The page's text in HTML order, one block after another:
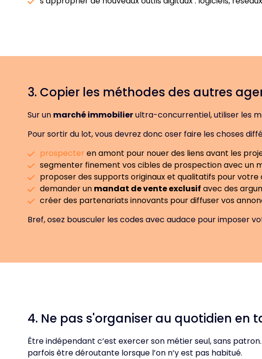
3. Copier les méthodes des autres
Sur un marché immobilierultra-concurrentiel, utiliser les
Pour sortir du lot, vous devrez donc oser faire les choses
prospecter en amont pour nouer des liens avant les
segmenter finement vos cibles de prospection avec un
proposer des supports originaux et qualitatifs pour votre
demander un mandat de vente exclusif avec des
créer des partenariats innovants pour diffuser vos
Bref, osez bousculer les codes avec audace pour imposer
4. Ne pas s'organiser au quotidien
Être indépendant c’est exercer son métier seul, sans
parfois être déroutante lorsque l’on n’y est pas habitué.